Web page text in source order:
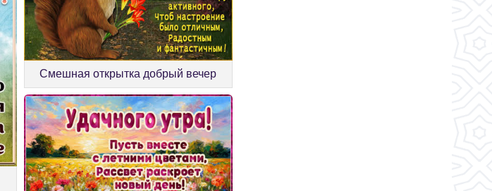
Смешная открытка добрый вечер